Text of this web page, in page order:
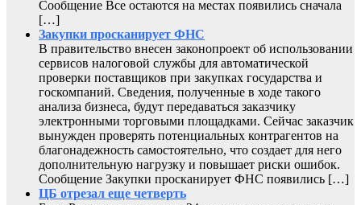
Сообщение Все остаются на местах появились сначала
[…]
Закупки просканирует ФНС
В правительство внесен законопроект об использовании
сервисов налоговой службы для автоматической
проверки поставщиков при закупках государства и
госкомпаний. Сведения, полученные в ходе такого
анализа бизнеса, будут передаваться заказчику
электронными торговыми площадками. Сейчас заказчик
вынужден проверять потенциальных контрагентов на
благонадежность самостоятельно, что создает для него
дополнительную нагрузку и повышает риски ошибок.
Сообщение Закупки просканирует ФНС появились […]
ЦБ отрезал еще четверть